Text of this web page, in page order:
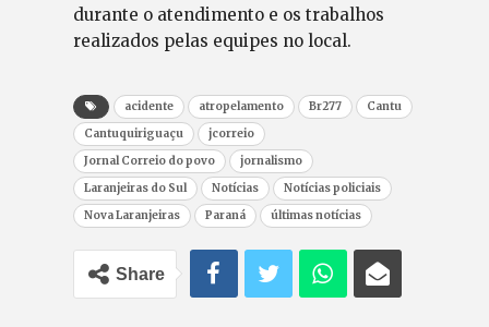
durante o atendimento e os trabalhos
realizados pelas equipes no local.
acidente atropelamento Br277
Cantu
Cantuquiriguaçu
jcorreio
Jornal Correio do povo
jornalismo
Laranjeiras do Sul
Notícias
Notícias policiais
Nova Laranjeiras
Paraná últimas notícias
Share